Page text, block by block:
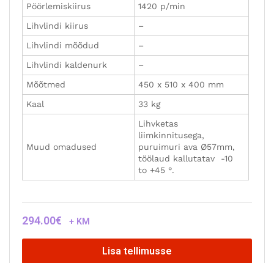
Pöörlemiskiirus
1420 p/min
Lihvlindi kiirus
–
Lihvlindi mõõdud
–
Lihvlindi kaldenurk
–
Mõõtmed
450 x 510 x 400 mm
Kaal
33 kg
Muud omadused
Lihvketas
liimkinnitusega,
puruimuri ava Ø57mm,
töölaud kallutatav -10
to +45 °.
294.00€ + KM
Lisa tellimusse